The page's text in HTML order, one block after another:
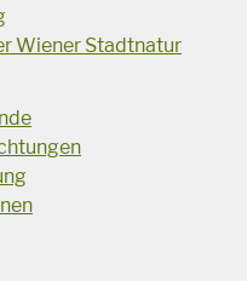
Wiener Stadtnatur